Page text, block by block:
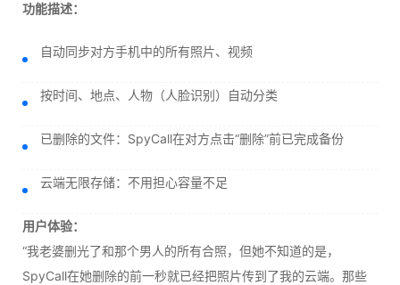
功能描述：
自动同步对方手机中的所有照片、视频
按时间、地点、人物（人脸识别）自动分类
已删除的文件：SpyCall在对方点击“删除”前已完成备份
云端无限存储：不用担心容量不足
用户体验：
“我老婆删光了和那个男人的所有合照，但她不知道的是，
SpyCall在她删除的前一秒就已经把照片传到了我的云端。那些